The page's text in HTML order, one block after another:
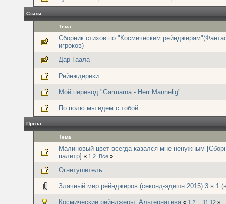
Стихи
Тема
Сборник стихов по "Космическим
игроков)
Дар Гаала
Рейнждерики
Мой перевод "Garmarna - Herr Mannelig"
По полю мы идем с тобой
Проза
Тема
Малиновый цвет всегда казался мне ненужным
палитр] « 1 2 Все »
Огнетушитель
Злачный мир рейнджеров (секонд-эдишн 2015) 3 в 1
Космические рейнджеры: Альтернатива « 1 2 11 12 »